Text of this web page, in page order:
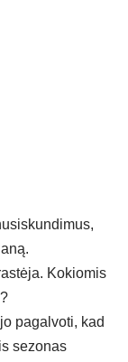
Kokiomis
pagalvoti, kad
sezonas